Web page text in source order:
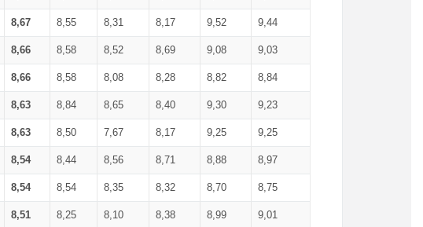
8,67 8,55 8,31 8,17 9,52 9,44
8,66 8,58 8,52 8,69 9,08 9,03
8,66 8,58 8,08 8,28 8,82 8,84
8,63 8,84 8,65 8,40 9,30 9,23
8,63 8,50 7,67 8,17 9,25 9,25
8,54 8,44 8,56 8,71 8,88 8,97
8,54 8,54 8,35 8,32 8,70 8,75
8,51 8,25 8,10 8,38 8,99 9,01